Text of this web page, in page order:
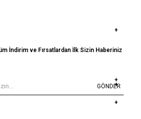
İndirim ve Fırsatlardan İlk Sizin Haberiniz
GÖNDER